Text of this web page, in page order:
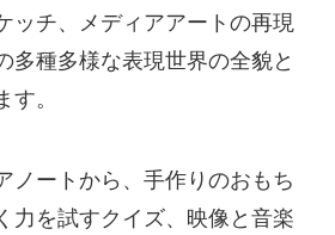
ッチ、メディアアートの再現
多種多様な表現世界の全貌と
。
ノートから、手作りのおもち
力を試すクイズ、映像と音楽